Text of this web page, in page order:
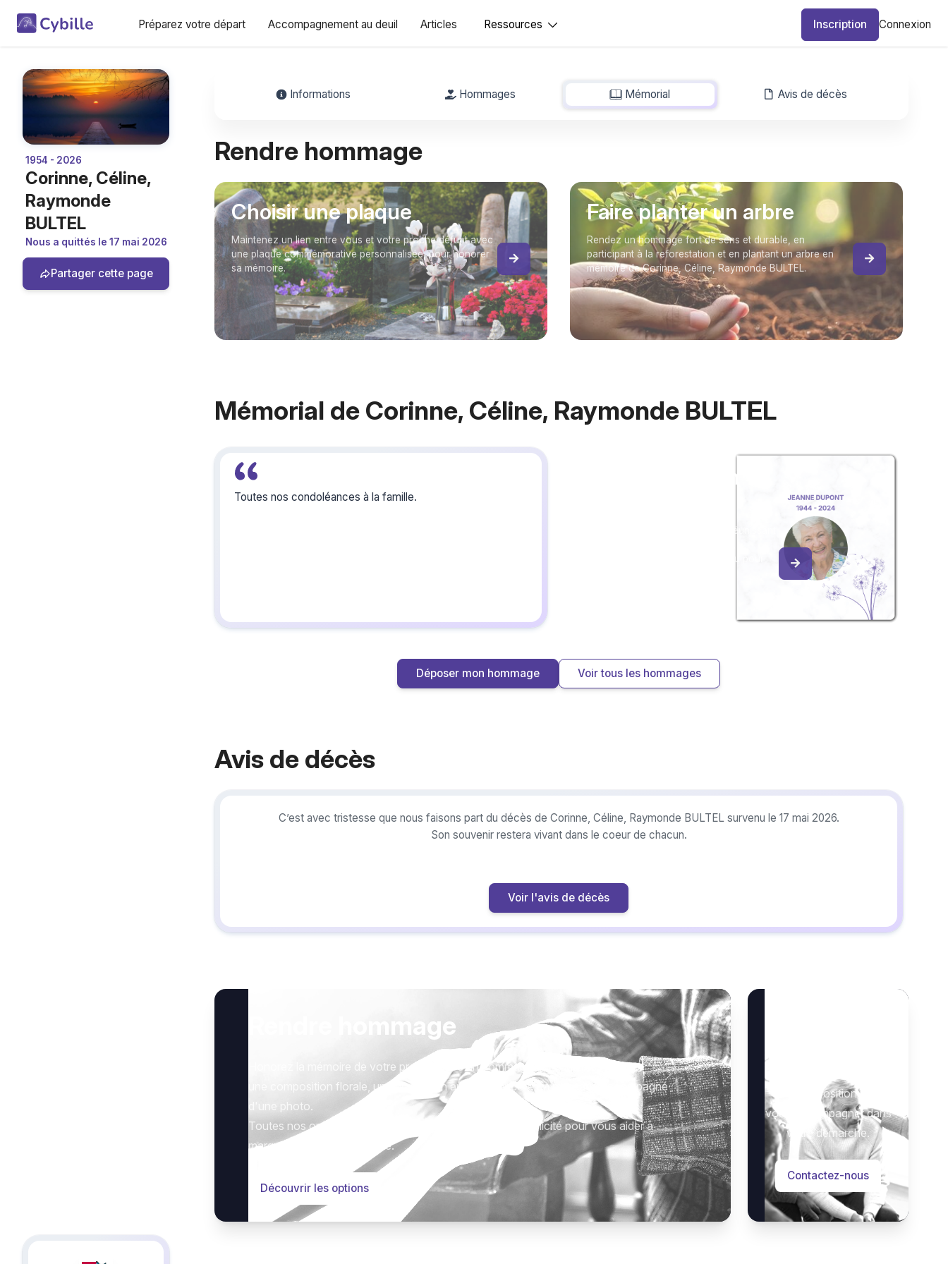
Préparez votre départ Accompagnement au deuil Articles Ressources Inscription Connexion
1954 - 2026
Corinne, Céline,
Raymonde
BULTEL
Nous a quittés le 17 mai 2026
Partager cette page
Informations Hommages Mémorial Avis de décès
-
Rendre hommage
Choisir une plaque
Maintenez un lien entre vous et votre proche défunt avec
une plaque commémorative personnalisée, pour honorer
sa mémoire.
Faire planter un arbre
Rendez un hommage fort de sens et durable, en
participant à la reforestation et en plantant un arbre en
mémoire de Corinne, Céline, Raymonde BULTEL.
Mémorial de Corinne, Céline, Raymonde BULTEL
Toutes nos condoléances à la famille.
Créez un album
Créez un album collaboratif en réunissant
Raymonde BULTEL, pour vous ou pour
Déposer mon hommage Voir tous les hommages
Avis de décès
C’est avec tristesse que nous faisons part du décès de Corinne, Céline, Raymonde BULTEL survenu le 17 mai 2026.
Son souvenir restera vivant dans le coeur de chacun.
Voir l'avis de décès
Rendre hommage
Honorez la mémoire de votre proche avec un hommage qui vous ressemble :
une composition florale, une plaque, un arbre, ou encore un message accompagné
d'une photo.
Toutes nos options sont présentées avec respect et simplicité pour vous aider à
marquer le geste qui compte.
Découvrir les options
votre disposition pour
vous accompagner dans
votre démarche.
Contactez-nous